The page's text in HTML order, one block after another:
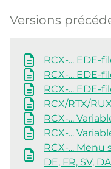
Versions
RCX-... EDE-
RCX-... EDE-
RCX-... EDE-
RCX/RTX/
RCX-...
RCX-...
RCX-... Menu
DE, FR, SV,